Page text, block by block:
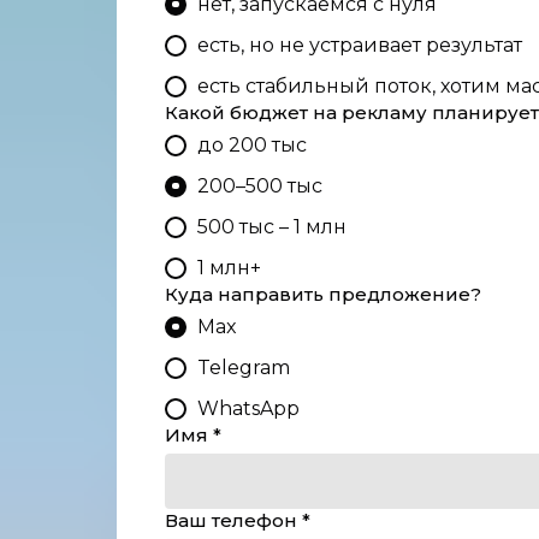
есть, но не устраивает результат
есть стабильный поток, хотим
Какой бюджет на рекламу
до 200 тыс
200–500 тыс
500 тыс – 1 млн
1 млн+
Куда направить предложение?
Max
Telegram
WhatsApp
Имя *
Ваш телефон *